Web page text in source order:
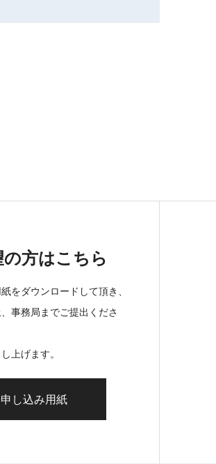
の方はこちら
をダウンロードして頂き、
事務局までご提出くださ
上げます。
し込み用紙